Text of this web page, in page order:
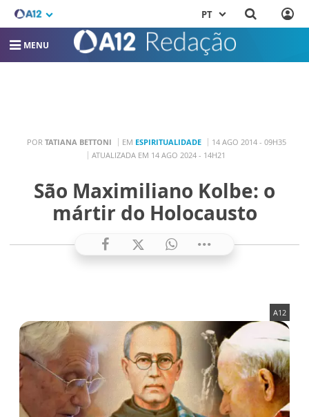
PT
MENU
POR TATIANA BETTONI EM ESPIRITUALIDADE
14 AGO 2014 - 09H35
ATUALIZADA EM 14 AGO 2024 - 14H21
São Maximiliano Kolbe: o
mártir do Holocausto
A12